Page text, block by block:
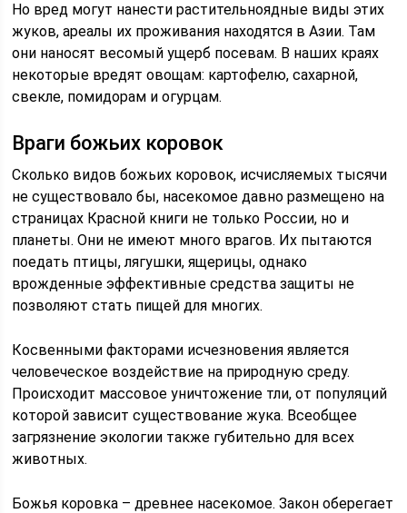
Но вред могут нанести растительноядные виды этих
жуков, ареалы их проживания находятся в Азии. Там
они наносят весомый ущерб посевам. В наших краях
некоторые вредят овощам: картофелю, сахарной,
свекле, помидорам и огурцам.
Враги божьих коровок
Сколько видов божьих коровок, исчисляемых тысячи
не существовало бы, насекомое давно размещено на
страницах Красной книги не только России, но и
планеты. Они не имеют много врагов. Их пытаются
поедать птицы, лягушки, ящерицы, однако
врожденные эффективные средства защиты не
позволяют стать пищей для многих.
Косвенными факторами исчезновения является
человеческое воздействие на природную среду.
Происходит массовое уничтожение тли, от популяций
которой зависит существование жука. Всеобщее
загрязнение экологии также губительно для всех
животных.
Божья коровка – древнее насекомое. Закон оберегает